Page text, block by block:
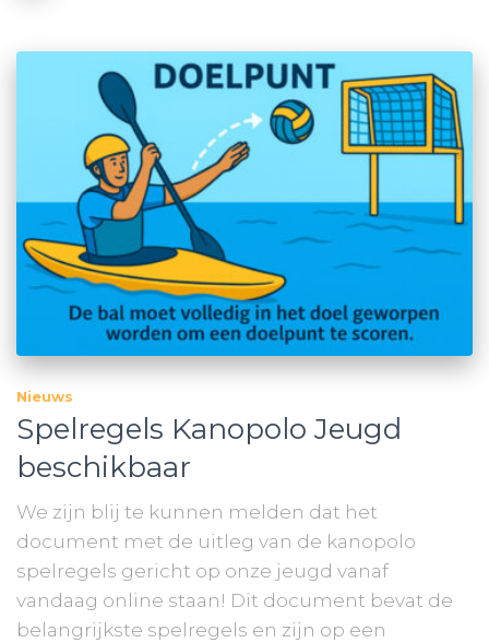
Nieuws
Spelregels Kanopolo Jeugd
beschikbaar
We zijn blij te kunnen melden dat het
document met de uitleg van de kanopolo
spelregels gericht op onze jeugd vanaf
vandaag online staan! Dit document bevat de
belangrijkste spelregels en zijn op een